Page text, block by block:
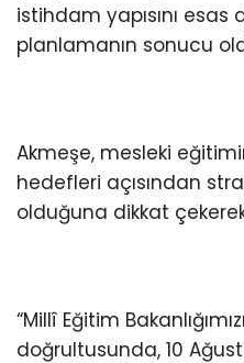
istihdam yapısını esas
planlamanın sonucu
Akmeşe, mesleki
hedefleri açısından
olduğuna dikkat
“Millî Eğitim
doğrultusunda, 10